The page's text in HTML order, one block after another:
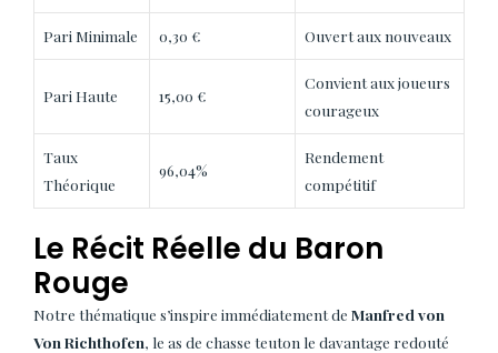
Pari Minimale 0,30 € Ouvert aux nouveaux
Pari Haute 15,00 €
Convient aux joueurs
courageux
Taux
Théorique
96,04%
Rendement
compétitif
Le Récit Réelle du Baron
Rouge
Notre thématique s’inspire immédiatement de Manfred von
Von Richthofen , le as de chasse teuton le davantage redouté